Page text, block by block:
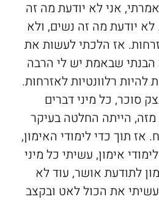
אני לא יודעת מה זה
יודעת מה זה נשים, ולא
אז הלכתי לעשות את
הבנתי שבאמת יש לי הרבה
להיות רלוונטיות לאזרחות.
סוכר, כל מיני דברים
הייתה החלטה בעיקר
אז תוך כדי לימודי האימון,
אימון, עשיתי כל מיני
לתודעת אושר, עוד לא
את הכול לאט ובקצב